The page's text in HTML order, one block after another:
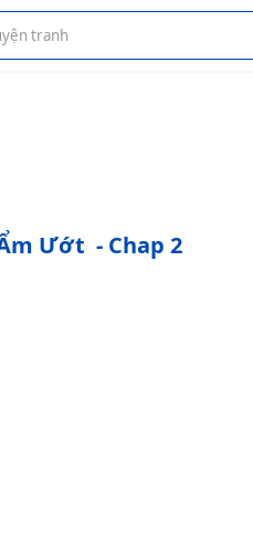
Ướt - Chap 2